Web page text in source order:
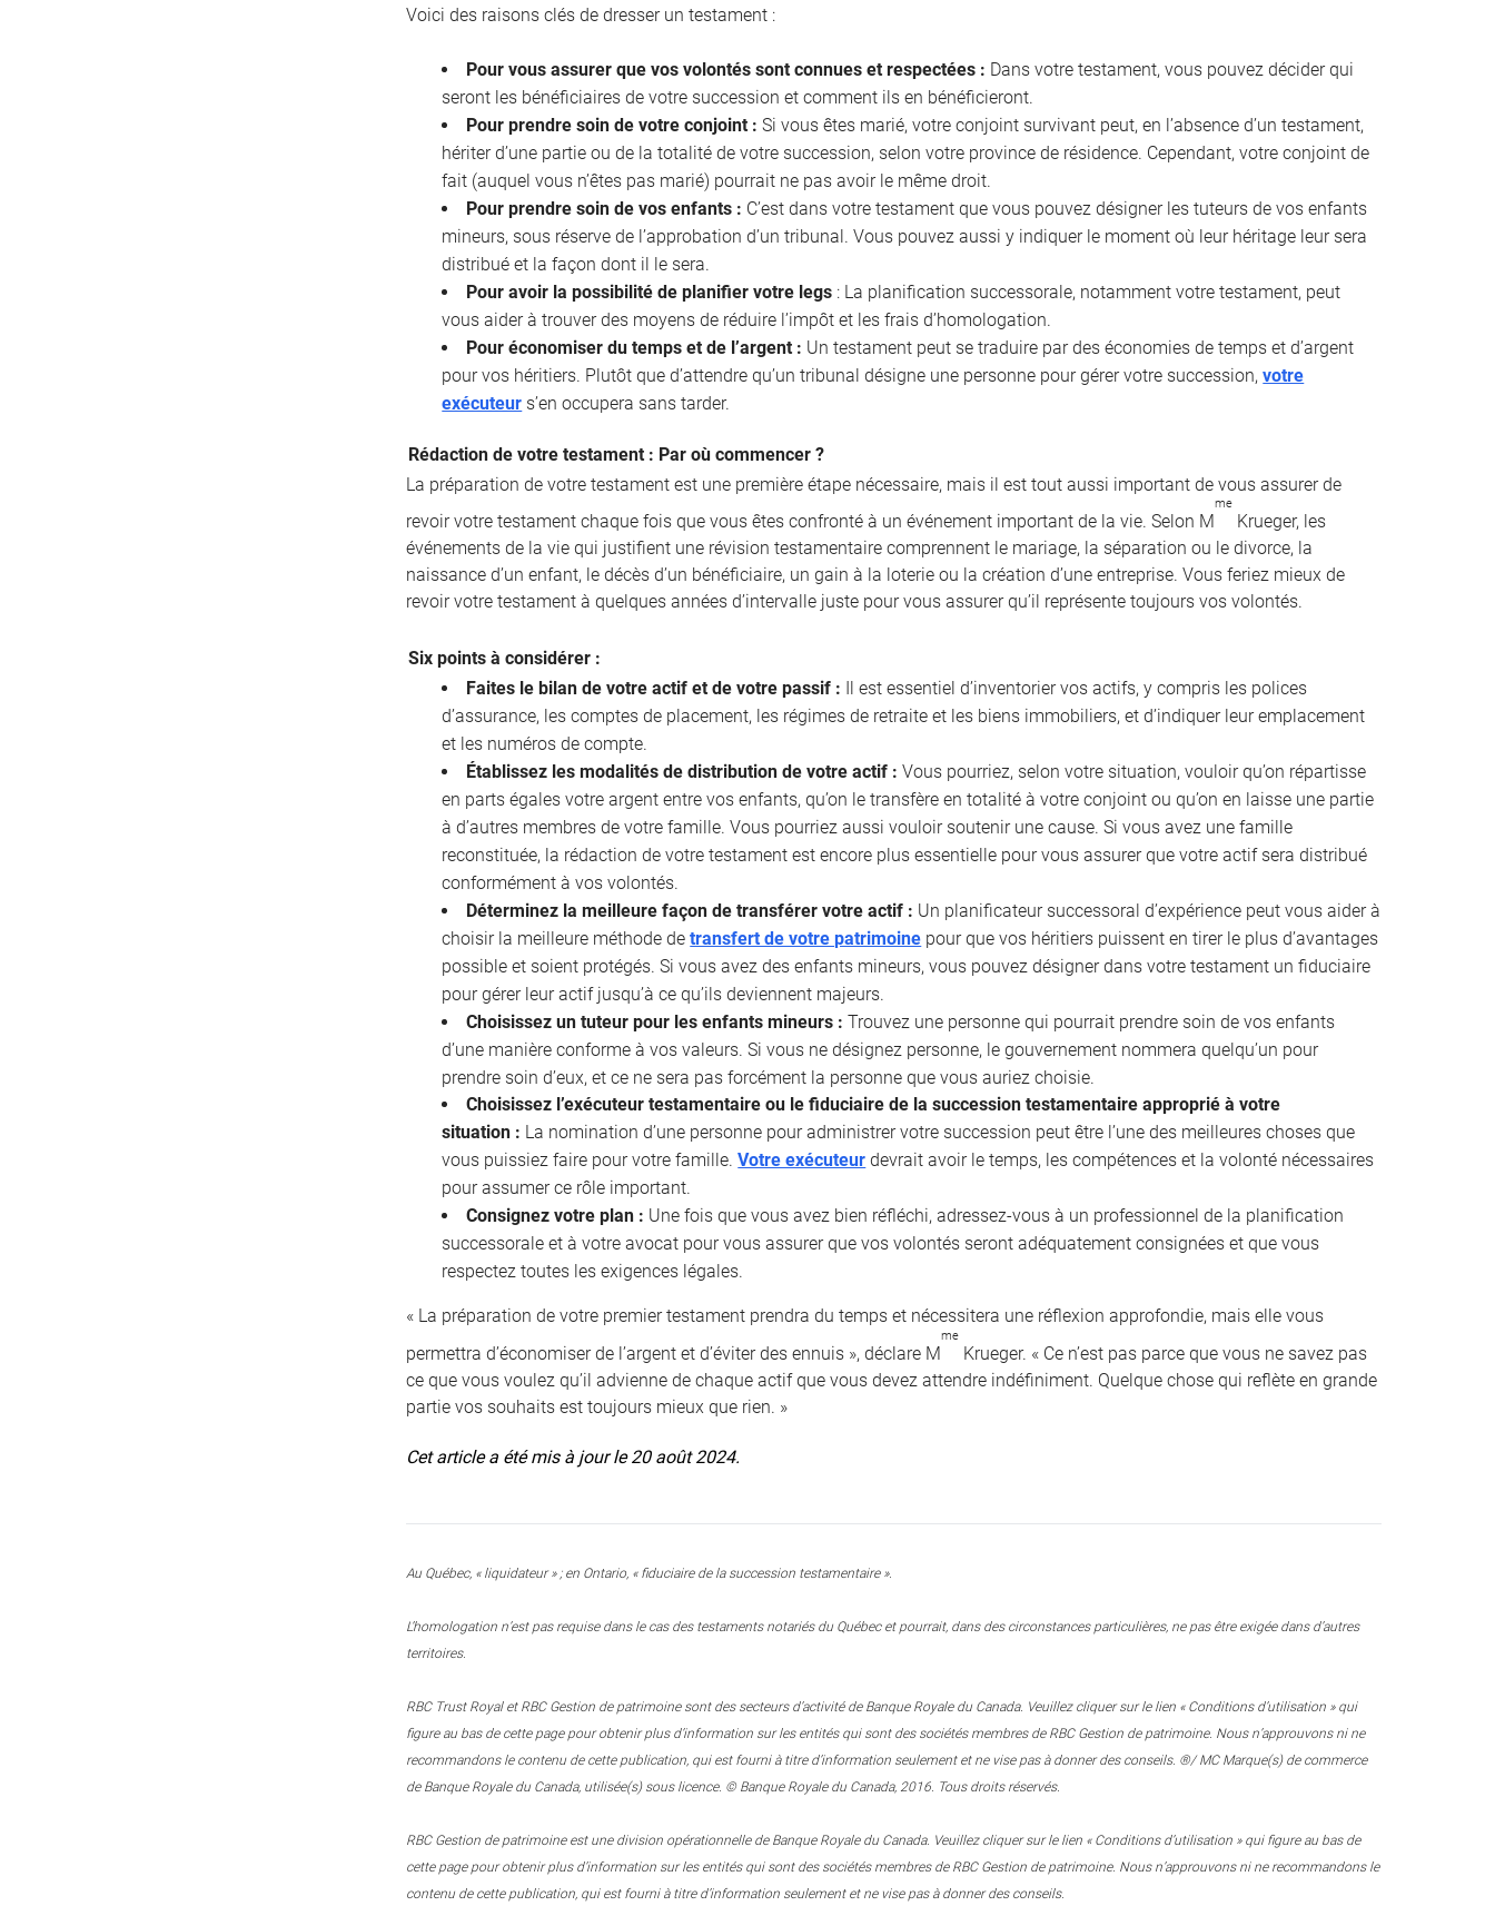
Voici des raisons clés de dresser un testament :
Pour vous assurer que vos volontés sont connues et respectées : Dans votre testament, vous pouvez décider qui
seront les bénéficiaires de votre succession et comment ils en bénéficieront.
Pour prendre soin de votre conjoint : Si vous êtes marié, votre conjoint survivant peut, en l’absence d’un testament,
hériter d’une partie ou de la totalité de votre succession, selon votre province de résidence. Cependant, votre conjoint de
fait (auquel vous n’êtes pas marié) pourrait ne pas avoir le même droit.
Pour prendre soin de vos enfants : C’est dans votre testament que vous pouvez désigner les tuteurs de vos enfants
mineurs, sous réserve de l’approbation d’un tribunal. Vous pouvez aussi y indiquer le moment où leur héritage leur sera
distribué et la façon dont il le sera.
Pour avoir la possibilité de planifier votre legs : La planification successorale, notamment votre testament, peut
vous aider à trouver des moyens de réduire l’impôt et les frais d’homologation.
Pour économiser du temps et de l’argent : Un testament peut se traduire par des économies de temps et d’argent
pour vos héritiers. Plutôt que d’attendre qu’un tribunal désigne une personne pour gérer votre succession,votre
exécuteur s’en occupera sans tarder.
Rédaction de votre testament : Par où commencer ?
La préparation de votre testament est une première étape nécessaire, mais il est tout aussi important de vous assurer de
revoir votre testament chaque fois que vous êtes confronté à un événement important de la vie. Selon M
me
Krueger, les
événements de la vie qui justifient une révision testamentaire comprennent le mariage, la séparation ou le divorce, la
naissance d’un enfant, le décès d’un bénéficiaire, un gain à la loterie ou la création d’une entreprise. Vous feriez mieux de
revoir votre testament à quelques années d’intervalle juste pour vous assurer qu’il représente toujours vos volontés.
Six points à considérer :
Faites le bilan de votre actif et de votre passif : Il est essentiel d’inventorier vos actifs, y compris les polices
d’assurance, les comptes de placement, les régimes de retraite et les biens immobiliers, et d’indiquer leur emplacement
et les numéros de compte.
Établissez les modalités de distribution de votre actif : Vous pourriez, selon votre situation, vouloir qu’on répartisse
en parts égales votre argent entre vos enfants, qu’on le transfère en totalité à votre conjoint ou qu’on en laisse une partie
à d’autres membres de votre famille. Vous pourriez aussi vouloir soutenir une cause. Si vous avez une famille
reconstituée, la rédaction de votre testament est encore plus essentielle pour vous assurer que votre actif sera distribué
conformément à vos volontés.
Déterminez la meilleure façon de transférer votre actif : Un planificateur successoral d’expérience peut vous aider à
choisir la meilleure méthode detransfert de votre patrimoine pour que vos héritiers puissent en tirer le plus d’avantages
possible et soient protégés. Si vous avez des enfants mineurs, vous pouvez désigner dans votre testament un fiduciaire
pour gérer leur actif jusqu’à ce qu’ils deviennent majeurs.
Choisissez un tuteur pour les enfants mineurs : Trouvez une personne qui pourrait prendre soin de vos enfants
d’une manière conforme à vos valeurs. Si vous ne désignez personne, le gouvernement nommera quelqu’un pour
prendre soin d’eux, et ce ne sera pas forcément la personne que vous auriez choisie.
Choisissez l’exécuteur testamentaire ou le fiduciaire de la succession testamentaire approprié à votre
situation : La nomination d’une personne pour administrer votre succession peut être l’une des meilleures choses que
vous puissiez faire pour votre famille.Votre exécuteur devrait avoir le temps, les compétences et la volonté nécessaires
pour assumer ce rôle important.
Consignez votre plan : Une fois que vous avez bien réfléchi, adressez-vous à un professionnel de la planification
successorale et à votre avocat pour vous assurer que vos volontés seront adéquatement consignées et que vous
respectez toutes les exigences légales.
« La préparation de votre premier testament prendra du temps et nécessitera une réflexion approfondie, mais elle vous
permettra d’économiser de l’argent et d’éviter des ennuis », déclare M
me
Krueger. « Ce n’est pas parce que vous ne savez pas
ce que vous voulez qu’il advienne de chaque actif que vous devez attendre indéfiniment. Quelque chose qui reflète en grande
partie vos souhaits est toujours mieux que rien. »
Cet article a été mis à jour le 20 août 2024.
Au Québec, « liquidateur » ; en Ontario, « fiduciaire de la succession testamentaire ».
L’homologation n’est pas requise dans le cas des testaments notariés du Québec et pourrait, dans des circonstances particulières, ne pas être exigée dans d’autres
territoires.
RBC Trust Royal et RBC Gestion de patrimoine sont des secteurs d’activité de Banque Royale du Canada. Veuillez cliquer sur le lien « Conditions d’utilisation » qui
figure au bas de cette page pour obtenir plus d’information sur les entités qui sont des sociétés membres de RBC Gestion de patrimoine. Nous n’approuvons ni ne
recommandons le contenu de cette publication, qui est fourni à titre d’information seulement et ne vise pas à donner des conseils. ®/ MC Marque(s) de commerce
de Banque Royale du Canada, utilisée(s) sous licence. © Banque Royale du Canada, 2016. Tous droits réservés.
RBC Gestion de patrimoine est une division opérationnelle de Banque Royale du Canada. Veuillez cliquer sur le lien « Conditions d’utilisation » qui figure au bas de
cette page pour obtenir plus d’information sur les entités qui sont des sociétés membres de RBC Gestion de patrimoine. Nous n’approuvons ni ne recommandons le
contenu de cette publication, qui est fourni à titre d’information seulement et ne vise pas à donner des conseils.